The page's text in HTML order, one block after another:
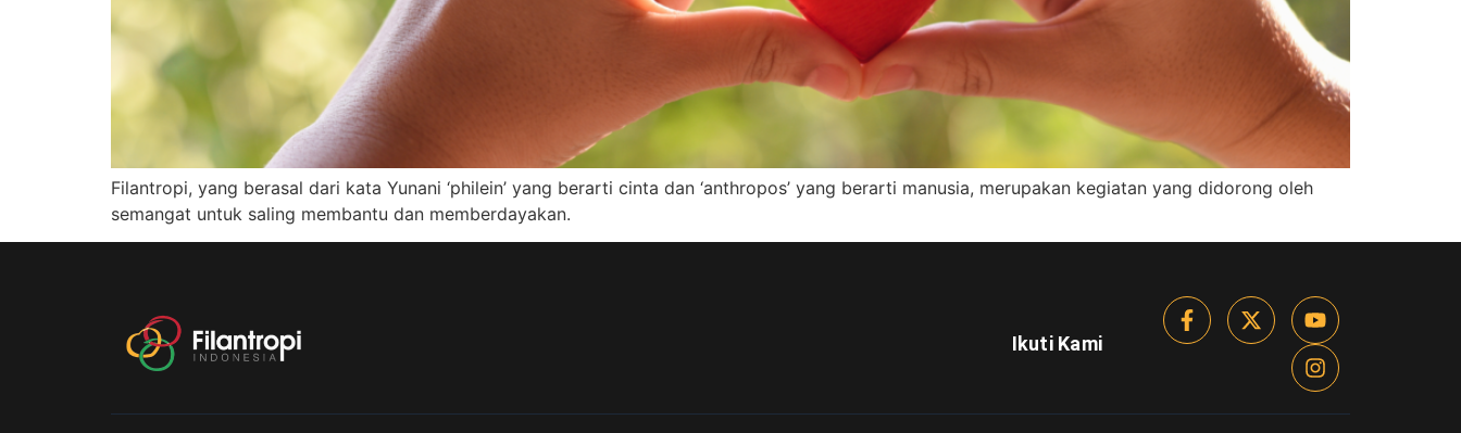
Filantropi, yang berasal dari kata Yunani ‘philein’ yang berarti cinta dan ‘anthropos’ yang berarti manusia, merupakan kegiatan yang didorong oleh
semangat untuk saling membantu dan memberdayakan.
Ikuti Kami